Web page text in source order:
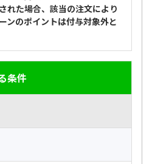
れた場合、該当の注文により
ンのポイントは付与対象外と
条件